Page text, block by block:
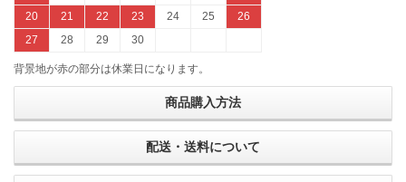
20
21 22 23 24 25
26
27
28 29 30
背景地が赤の部分は休業日になります。
商品購入方法
配送・送料について